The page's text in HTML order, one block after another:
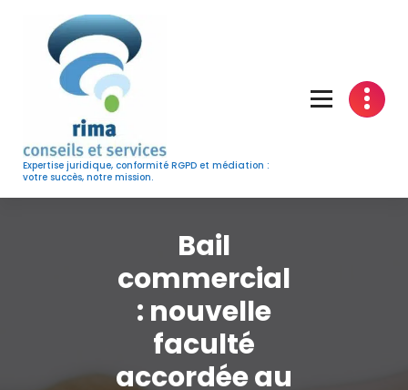
content
Expertise juridique, conformité RGPD et médiation :
votre succès, notre mission.
Bail
commercial
: nouvelle
faculté
accordée au